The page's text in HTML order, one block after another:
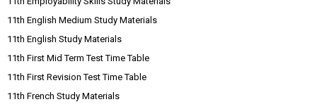
11th English Medium Study Materials
11th English Study Materials
11th First Mid Term Test Time Table
11th First Revision Test Time Table
11th French Study Materials